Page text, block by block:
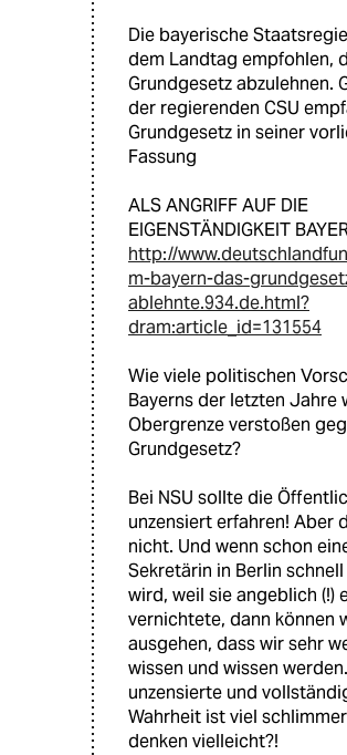
Die bayerische
dem Landtag empfohlen,
Grundgesetz abzulehnen.
der regierenden CSU
Grundgesetz in seiner
Fassung
ALS ANGRIFF AUF DIE
EIGENSTÄNDIGKEIT
http://
m-bayern-das-
ablehnte.934.de.html?
dram:article_id=131554
Wie viele politischen
Bayerns der letzten Jahre
Obergrenze verstoßen
Grundgesetz?
Bei NSU sollte die
unzensiert erfahren! Aber
nicht. Und wenn schon
Sekretärin in Berlin
wird, weil sie angeblich (!)
vernichtete, dann können
ausgehen, dass wir sehr
wissen und wissen
unzensierte und
Wahrheit ist viel
denken vielleicht?!